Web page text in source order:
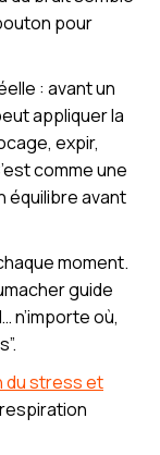
pour
: avant un
appliquer la
expir,
comme une
équilibre avant
moment.
guide
n’importe où,
du stress et